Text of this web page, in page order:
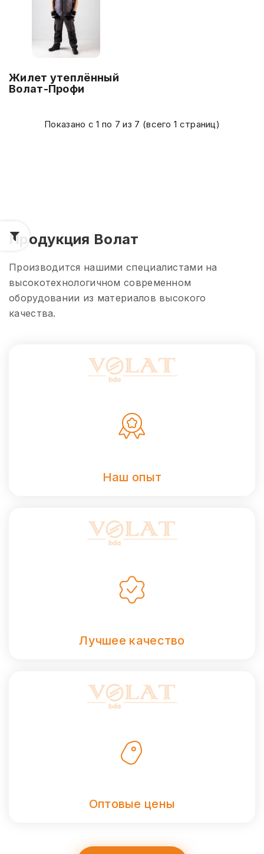
Жилет утеплённый
Волат-Профи
Показано с 1 по 7 из 7 (всего 1 страниц)
Продукция Волат
Производится нашими специалистами на
высокотехнологичном современном
оборудовании из материалов высокого
качества.
Наш опыт
Лучшее качество
Оптовые цены